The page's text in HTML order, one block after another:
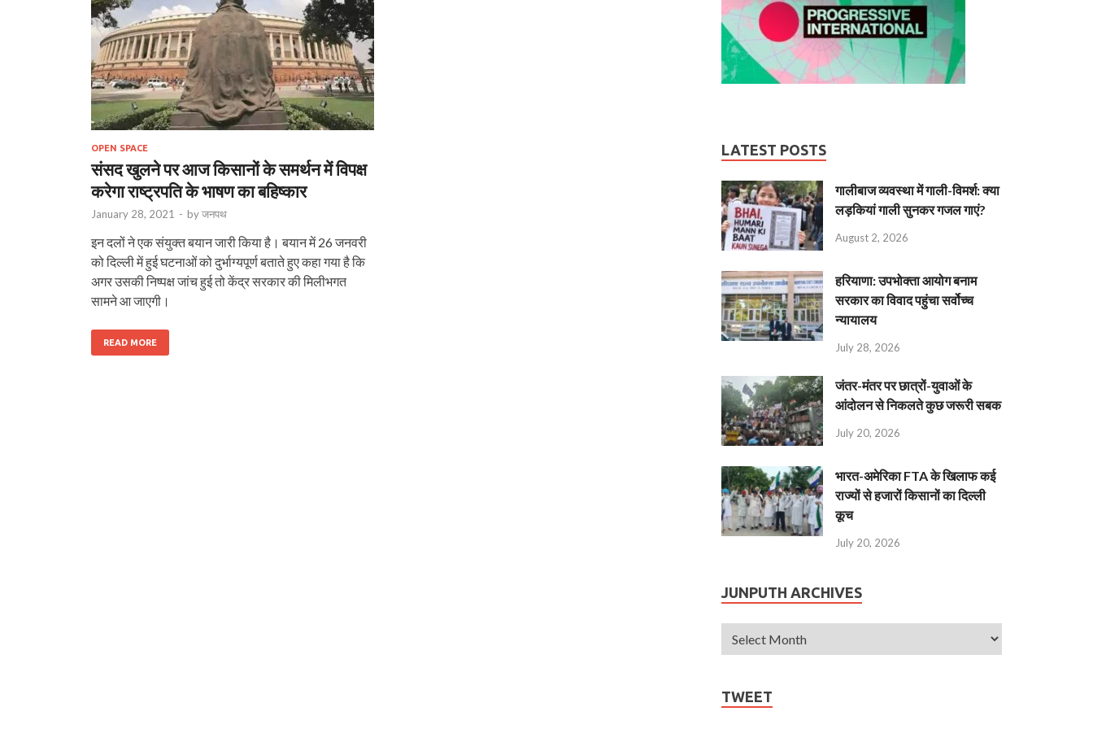
OPEN SPACE
संसद खुलने पर आज किसानों के समर्थन में विपक्ष
करेगा राष्ट्रपति के भाषण का बहिष्कार
January 28, 2021 - byजनपथ
इन दलों ने एक संयुक्‍त बयान जारी किया है। बयान में 26 जनवरी
को दिल्‍ली में हुई घटनाओं को दुर्भाग्‍यपूर्ण बताते हुए कहा गया है कि
अगर उसकी निष्‍पक्ष जांच हुई तो केंद्र सरकार की मिलीभगत
सामने आ जाएगी।
READ MORE
LATEST POSTS
गालीबाज व्‍यवस्‍था में गाली-विमर्श: क्या
लड़कियां गाली सुनकर गजल गाएं?
August 2, 2026
हरियाणा: उपभोक्ता आयोग बनाम
सरकार का विवाद पहुंचा सर्वोच्च
न्यायालय
July 28, 2026
जंतर-मंतर पर छात्रों-युवाओं के
आंदोलन से निकलते कुछ जरूरी सबक
July 20, 2026
भारत-अमेरिका FTA के खिलाफ कई
राज्यों से हजारों किसानों का दिल्ली
कूच
July 20, 2026
JUNPUTH ARCHIVES
TWEET